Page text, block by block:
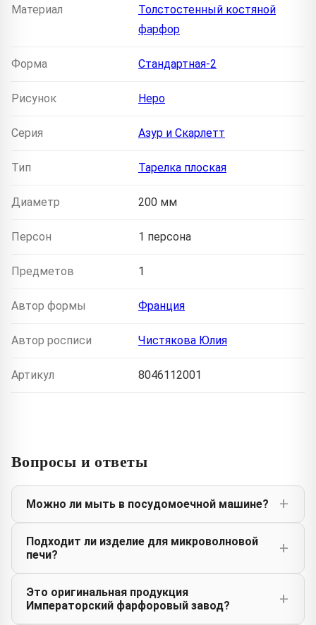
Материал
Толстостенный костяной
фарфор
Форма Стандартная-2
Рисунок Неро
Серия Азур и Скарлетт
Тип Тарелка плоская
Диаметр 200 мм
Персон 1 персона
Предметов 1
Автор формы Франция
Автор росписи Чистякова Юлия
Артикул 8046112001
Вопросы и ответы
Можно ли мыть в посудомоечной машине?
Подходит ли изделие для микроволновой
печи?
Это оригинальная продукция
Императорский фарфоровый завод?